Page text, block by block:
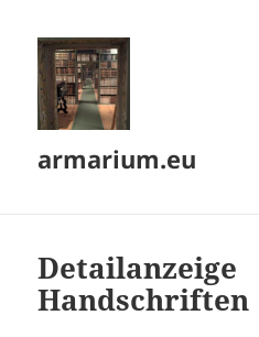
armarium.eu
Detailanzeige
Handschriften